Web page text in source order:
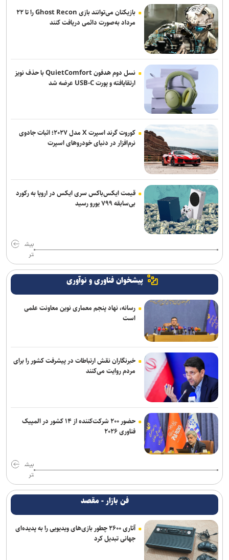
بازیکنان می‌توانند بازی Ghost Recon را تا ۲۲
مرداد به‌صورت دائمی دریافت کنند
نسل دوم هدفون QuietComfort با حذف نویز
ارتقایافته و پورت USB-C عرضه شد
کوروت گرند اسپرت X مدل ۲۰۲۷؛ اثبات جادوی
نرم‌افزار در دنیای خودروهای اسپرت
قیمت ایکس‌باکس سری ایکس در اروپا به رکورد
بی‌سابقه ۷۹۹ یورو رسید
بیش
تر
پیشخوان فناوری و نوآوری
رسانه، نهاد پنجم معماری نوین معاونت علمی
است
خبرنگاران نقش ارتباطات در پیشرفت کشور را برای
مردم روایت می‌کنند
حضور ۲۰۰ شرکت‌کننده از ۱۴ کشور در المپیک
فناوری ۲۰۲۶
بیش
تر
فن بازار - مقصد
آتاری ۲۶۰۰ چطور بازی‌های ویدیویی را به پدیده‌ای
جهانی تبدیل کرد